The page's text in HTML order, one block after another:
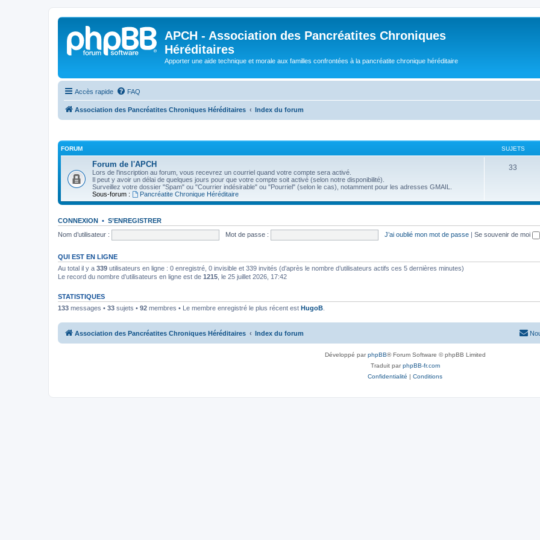
APCH - Association des Pancréatites Chroniques
Héréditaires
Apporter une aide technique et morale aux familles confrontées à la pancréatite chronique héréditaire
Accès rapide FAQ
Association des Pancréatites Chroniques Héréditaires Index du forum
FORUM SUJETS
Forum de l'APCH
Lors de l'inscription au forum, vous recevrez un courriel quand votre compte sera activé.
Il peut y avoir un délai de quelques jours pour que votre compte soit activé (selon notre disponibilité).
Surveillez votre dossier "Spam" ou "Courrier indésirable" ou "Pourriel" (selon le cas), notamment pour les adresses GMAIL.
Sous-forum :
Pancréatite Chronique Héréditaire
33
CONNEXION • S’ENREGISTRER
Nom d’utilisateur :
Mot de passe : J’ai oublié mon mot de passe | Se souvenir de moi
QUI EST EN LIGNE
Au total il y a 339 utilisateurs en ligne : 0 enregistré, 0 invisible et 339 invités (d’après le nombre d’utilisateurs actifs ces 5 dernières minutes)
Le record du nombre d’utilisateurs en ligne est de 1215 , le 25 juillet 2026, 17:42
STATISTIQUES
133 messages • 33 sujets • 92 membres • Le membre enregistré le plus récent est HugoB
Association des Pancréatites Chroniques Héréditaires Index du forum
Développé parphpBB® Forum Software © phpBB Limited
Traduit parphpBB-fr.com
Confidentialité | Conditions